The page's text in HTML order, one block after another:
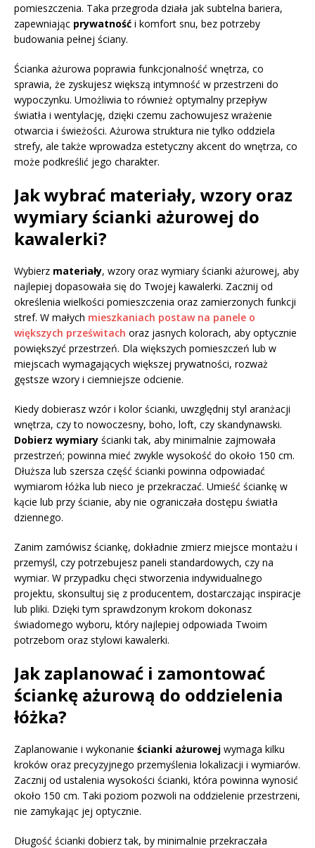
pomieszczenia. Taka przegroda działa jak subtelna bariera,
zapewniając prywatność i komfort snu, bez potrzeby
budowania pełnej ściany.
Ścianka ażurowa poprawia funkcjonalność wnętrza, co
sprawia, że zyskujesz większą intymność w przestrzeni do
wypoczynku. Umożliwia to również optymalny przepływ
światła i wentylację, dzięki czemu zachowujesz wrażenie
otwarcia i świeżości. Ażurowa struktura nie tylko oddziela
strefy, ale także wprowadza estetyczny akcent do wnętrza, co
może podkreślić jego charakter.
Jak wybrać materiały, wzory oraz
wymiary ścianki ażurowej do
kawalerki?
Wybierz materiały, wzory oraz wymiary ścianki ażurowej, aby
najlepiej dopasowała się do Twojej kawalerki. Zacznij od
określenia wielkości pomieszczenia oraz zamierzonych funkcji
stref. W małych mieszkaniach postaw na panele o
większych prześwitach oraz jasnych kolorach, aby optycznie
powiększyć przestrzeń. Dla większych pomieszczeń lub w
miejscach wymagających większej prywatności, rozważ
gęstsze wzory i ciemniejsze odcienie.
Kiedy dobierasz wzór i kolor ścianki, uwzględnij styl aranżacji
wnętrza, czy to nowoczesny, boho, loft, czy skandynawski.
Dobierz wymiary ścianki tak, aby minimalnie zajmowała
przestrzeń; powinna mieć zwykle wysokość do około 150 cm.
Dłuższa lub szersza część ścianki powinna odpowiadać
wymiarom łóżka lub nieco je przekraczać. Umieść ściankę w
kącie lub przy ścianie, aby nie ograniczała dostępu światła
dziennego.
Zanim zamówisz ściankę, dokładnie zmierz miejsce montażu i
przemyśl, czy potrzebujesz paneli standardowych, czy na
wymiar. W przypadku chęci stworzenia indywidualnego
projektu, skonsultuj się z producentem, dostarczając inspiracje
lub pliki. Dzięki tym sprawdzonym krokom dokonasz
świadomego wyboru, który najlepiej odpowiada Twoim
potrzebom oraz stylowi kawalerki.
Jak zaplanować i zamontować
ściankę ażurową do oddzielenia
łóżka?
Zaplanowanie i wykonanie ścianki ażurowej wymaga kilku
kroków oraz precyzyjnego przemyślenia lokalizacji i wymiarów.
Zacznij od ustalenia wysokości ścianki, która powinna wynosić
około 150 cm. Taki poziom pozwoli na oddzielenie przestrzeni,
nie zamykając jej optycznie.
Długość ścianki dobierz tak, by minimalnie przekraczała